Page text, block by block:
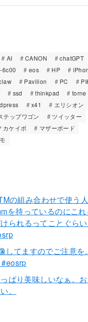
AI CANON
chatGPT
6c00 eos HP
Pavilion PC
ssd thinkpad
torne
x41
エリシオン
テップワゴン
ツイッター
カケイボ
マザーボード